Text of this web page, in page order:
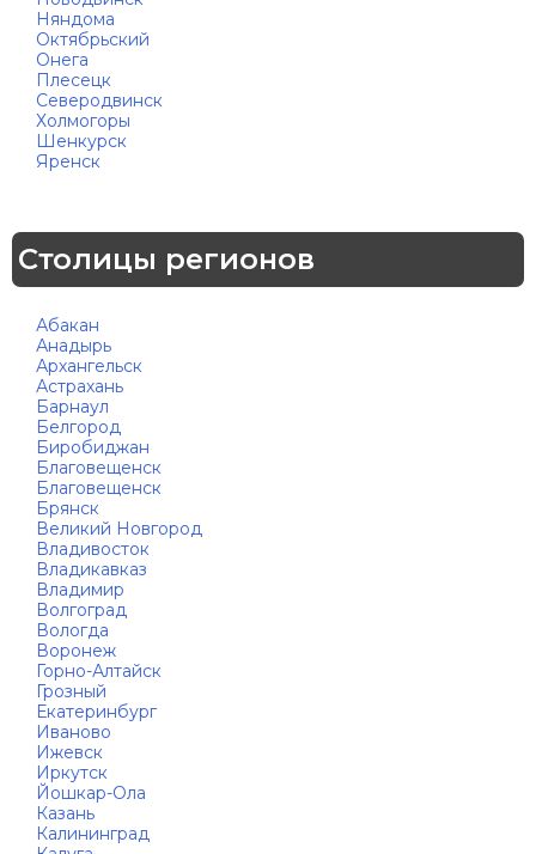
Няндома
Октябрьский
Онега
Плесецк
Северодвинск
Холмогоры
Шенкурск
Яренск
Столицы регионов
Абакан
Анадырь
Архангельск
Астрахань
Барнаул
Белгород
Биробиджан
Благовещенск
Благовещенск
Брянск
Великий Новгород
Владивосток
Владикавказ
Владимир
Волгоград
Вологда
Воронеж
Горно-Алтайск
Грозный
Екатеринбург
Иваново
Ижевск
Иркутск
Йошкар-Ола
Казань
Калининград